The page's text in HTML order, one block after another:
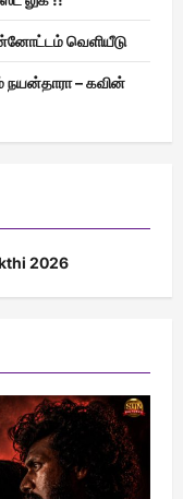
வெளியீடு
நயன்தாரா – கவின்
2026